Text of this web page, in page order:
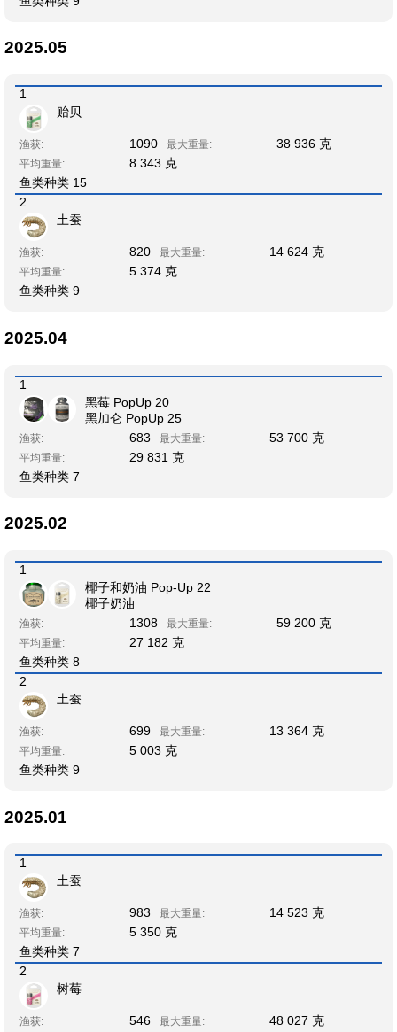
2025.05
1
贻贝
渔获: 1090 最大重量: 38 936 克
平均重量:
8 343 克
鱼类种类 15
2
土蚕
渔获: 820 最大重量: 14 624 克
平均重量:
5 374 克
鱼类种类 9
2025.04
1
黑莓 PopUp 20
黑加仑 PopUp 25
渔获: 683 最大重量: 53 700 克
平均重量:
29 831 克
鱼类种类 7
2025.02
1
椰子和奶油 Pop-Up 22
椰子奶油
渔获: 1308 最大重量: 59 200 克
平均重量:
27 182 克
鱼类种类 8
2
土蚕
渔获: 699 最大重量: 13 364 克
平均重量:
5 003 克
鱼类种类 9
2025.01
1
土蚕
渔获: 983 最大重量: 14 523 克
平均重量:
5 350 克
鱼类种类 7
2
树莓
渔获: 546 最大重量: 48 027 克